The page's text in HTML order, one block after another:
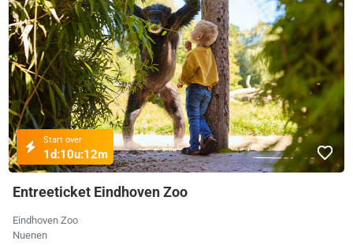
Start over
1d:10u:12m
Entreeticket Eindhoven Zoo
Eindhoven Zoo
Nuenen